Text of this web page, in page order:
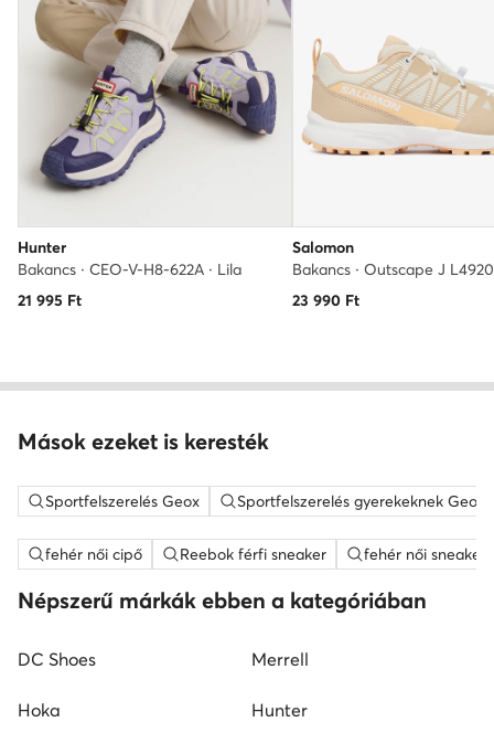
Hunter
Bakancs · CEO-V-H8-622A · Lila
21 995 Ft
Salomon
23 990Ft
Mások ezeket is keresték
Sportfelszerelés Geox Sportfelszerelés gyerekeknek Geox
fehér női cipő Reebok férfi sneaker fehér női sneaker
Népszerű márkák ebben a kategóriában
DC Shoes Merrell
Hoka Hunter